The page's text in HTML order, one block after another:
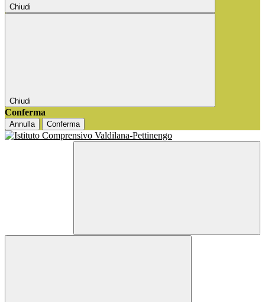
Chiudi
Chiudi
Conferma
Annulla Conferma